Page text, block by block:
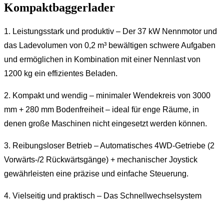
Kompaktbaggerlader
1. Leistungsstark und produktiv – Der 37 kW Nennmotor und
das Ladevolumen von 0,2 m³ bewältigen schwere Aufgaben
und ermöglichen in Kombination mit einer Nennlast von
1200 kg ein effizientes Beladen.
2. Kompakt und wendig – minimaler Wendekreis von 3000
mm + 280 mm Bodenfreiheit – ideal für enge Räume, in
denen große Maschinen nicht eingesetzt werden können.
3. Reibungsloser Betrieb – Automatisches 4WD-Getriebe (2
Vorwärts-/2 Rückwärtsgänge) + mechanischer Joystick
gewährleisten eine präzise und einfache Steuerung.
4. Vielseitig und praktisch – Das Schnellwechselsystem